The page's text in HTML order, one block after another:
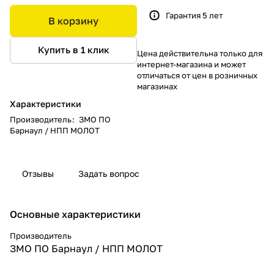
В корзину
Купить в 1 клик
Характеристики
Производитель: ЗМО ПО
Барнаул / НПП МОЛОТ
Гарантия 5 лет
Цена действительна только для
интернет-магазина и может
отличаться от цен в розничных
магазинах
Отзывы Задать вопрос
Основные характеристики
Производитель
ЗМО ПО Барнаул / НПП МОЛОТ